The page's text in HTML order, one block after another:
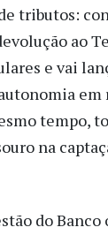
tributos:
ao
e vai
em
tempo,
na
do Banco